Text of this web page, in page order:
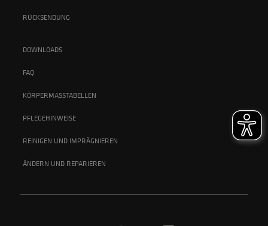
RÜCKSENDUNG
DOWNLOADS
FAQ
KÖRPERMASSTABELLEN
PFLEGEHINWEISE
REINIGEN UND IMPRÄGNIEREN
ÄNDERN UND REPARIEREN